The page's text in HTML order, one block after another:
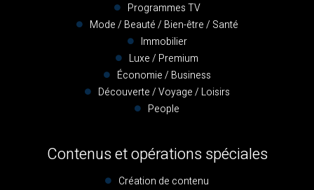
Programmes TV
Mode / Beauté / Bien-être / Santé
Immobilier
Luxe / Premium
Économie / Business
Découverte / Voyage / Loisirs
People
Contenus et opérations spéciales
Création de contenu